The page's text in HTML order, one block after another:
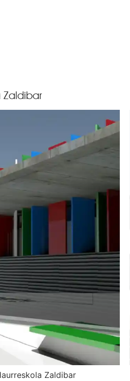
Zaldibar
Zaldibar